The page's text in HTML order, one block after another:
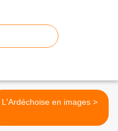
L'Ardéchoise en images >